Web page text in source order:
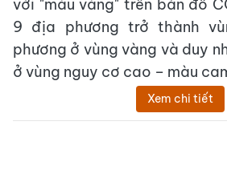
với "màu vàng" trên bản đồ
9 địa phương trở thành
phương ở vùng vàng và duy
ở vùng nguy cơ cao – màu
Xem chi tiết